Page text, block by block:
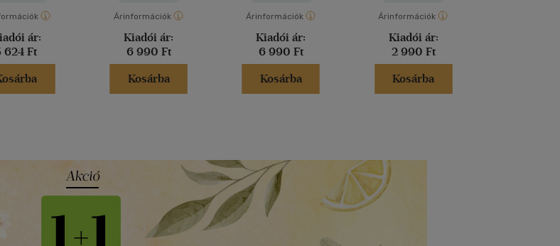
ár:
624 Ft
Árinformációk
Kiadói ár:
6 990 Ft
Kosárba
Árinformációk
Kiadói ár:
6 990 Ft
Kosárba
Árinformációk
Kiadói ár:
2 990 Ft
Kosárba